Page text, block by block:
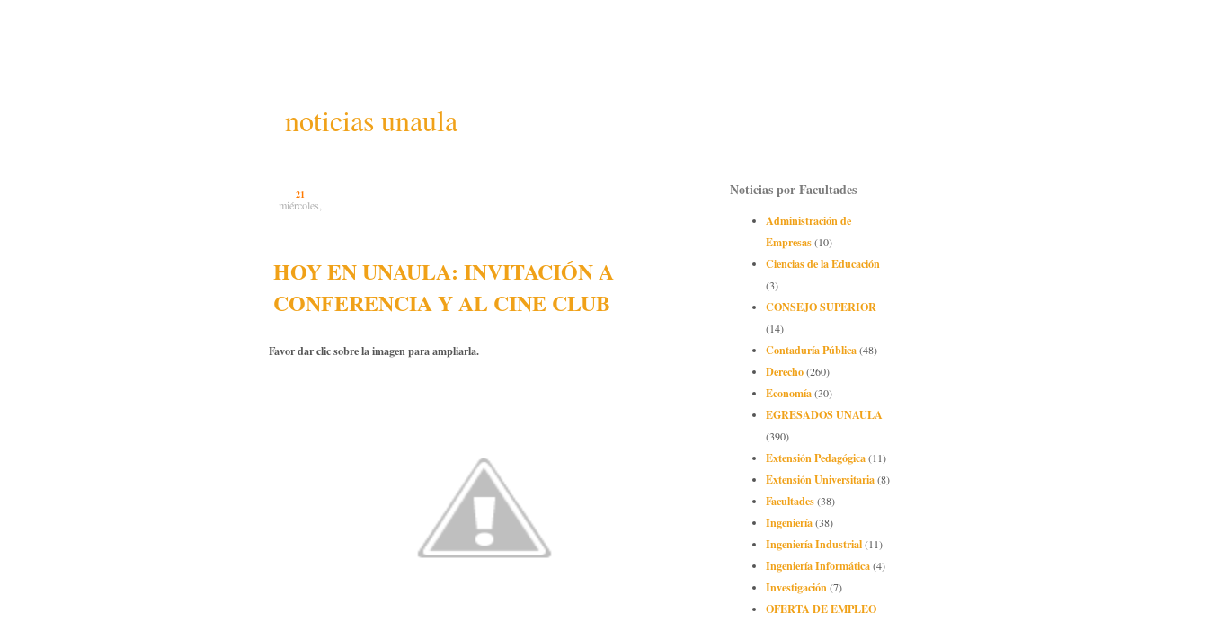
noticias unaula
21
miércoles,
HOY EN UNAULA: INVITACIÓN A
CONFERENCIA Y AL CINE CLUB
Favor dar clic sobre la imagen para ampliarla.
Noticias por Facultades
Administración de
Empresas(10)
Ciencias de la Educación
(3)
CONSEJO SUPERIOR
(14)
Contaduría Pública(48)
Derecho(260)
Economía(30)
EGRESADOS UNAULA
(390)
Extensión Pedagógica(11)
Extensión Universitaria(8)
Facultades(38)
Ingeniería(38)
Ingeniería Industrial(11)
Ingeniería Informática(4)
Investigación(7)
OFERTA DE EMPLEO